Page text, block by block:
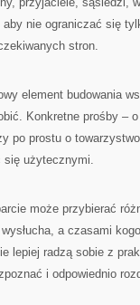
nie ograniczać się
stron.
element budowania
Konkretne prośby –
po prostu o
się użytecznymi.
może przybierać
a czasami
lepiej radzą sobie z
i odpowiednio